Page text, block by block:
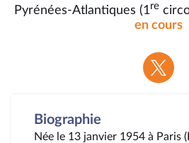
Pyrénées-Atlantiques (1re
en cours
Voir
la
Biographie
Née le 13 janvier 1954 à Paris